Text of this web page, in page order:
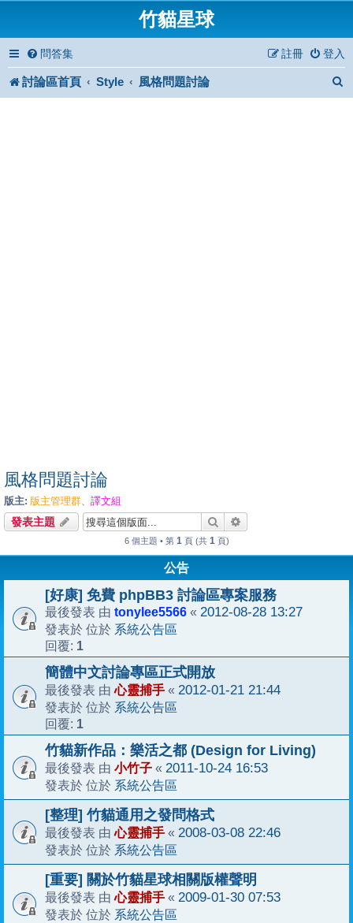
竹貓星球
問答集 登入
註冊
討論區首頁 Style 風格問題討論
風格問題討論
版主: 版主管理群、 譯文組
發表主題 搜尋
6 個主題 • 第 1 頁 (共 1 頁)
公告
[好康] 免費 phpBB3 討論區專案服務
最後發表 由 tonylee5566 « 2012-08-28 13:27
發表於 位於 系統公告區
回覆: 1
簡體中文討論專區正式開放
最後發表 由心靈捕手 « 2012-01-21 21:44
發表於 位於 系統公告區
回覆: 1
竹貓新作品：樂活之都 (Design for Living)
最後發表 由 小竹子 « 2011-10-24 16:53
發表於 位於 系統公告區
[整理] 竹貓通用之發問格式
最後發表 由心靈捕手 « 2008-03-08 22:46
發表於 位於 系統公告區
[重要] 關於竹貓星球相關版權聲明
最後發表 由心靈捕手 « 2009-01-30 07:53
發表於 位於 系統公告區